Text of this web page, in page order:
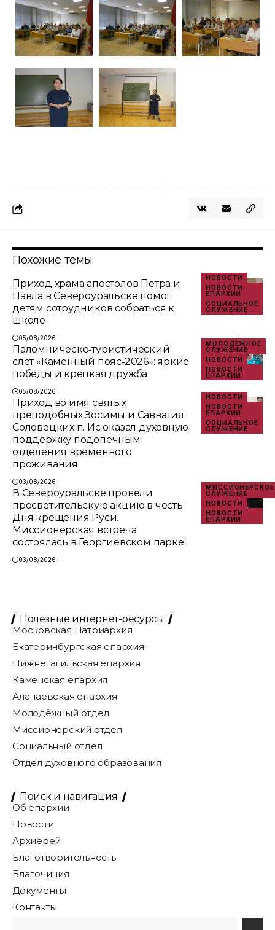
Похожие темы
НОВОСТИ
НОВОСТИ
ЕПАРХИИ
СОЦИАЛЬНОЕ
СЛУЖЕНИЕ
Приход храма апостолов Петра и
Павла в Североуральске помог
детям сотрудников собраться к
школе
05/08/2026
МОЛОДЁЖНОЕ
СЛУЖЕНИЕ
НОВОСТИ
НОВОСТИ
ЕПАРХИИ
Паломническо‑туристический
слёт «Каменный пояс‑2026»: яркие
победы и крепкая дружба
05/08/2026
НОВОСТИ
НОВОСТИ
ЕПАРХИИ
СОЦИАЛЬНОЕ
СЛУЖЕНИЕ
Приход во имя святых
преподобных Зосимы и Савватия
Соловецких п. Ис оказал духовную
поддержку подопечным
отделения временного
проживания
03/08/2026
МИССИОНЕРСКОЕ
СЛУЖЕНИЕ
НОВОСТИ
НОВОСТИ
ЕПАРХИИ
В Североуральске провели
просветительскую акцию в честь
Дня крещения Руси.
Миссионерская встреча
состоялась в Георгиевском парке
03/08/2026
Полезные интернет-ресурсы
Московская Патриархия
Екатеринбургская епархия
Нижнетагильская епархия
Каменская епархия
Алапаевская епархия
Молодёжный отдел
Миссионерский отдел
Социальный отдел
Отдел духовного образования
Поиск и навигация
Об епархии
Новости
Архиерей
Благотворительность
Благочиния
Документы
Контакты